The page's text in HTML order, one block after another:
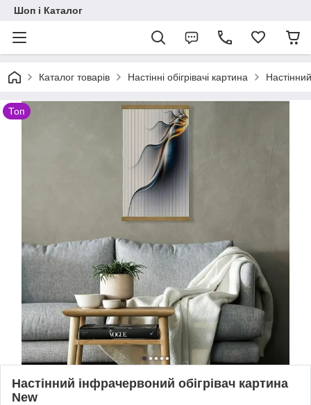
Шоп і Каталог
Каталог товарів Настінні обігрівачі картина
Топ
Настінний інфрачервоний обігрівач картина
New